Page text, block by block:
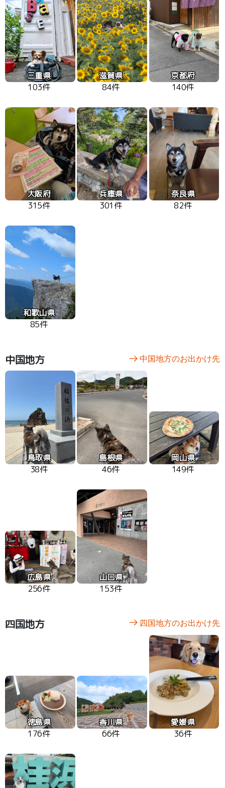
三重県
103件
滋賀県
84件
京都府
140件
大阪府
315件
兵庫県
301件
奈良県
82件
和歌山県
85件
中国地方 中国地方のお出かけ先
鳥取県
38件
島根県
46件
岡山県
149件
広島県
256件
山口県
153件
四国地方 四国地方のお出かけ先
徳島県
176件
香川県
66件
愛媛県
36件